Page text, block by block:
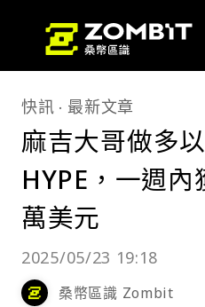
快訊 最新文章
麻吉大哥做多
HYPE，一週
萬美元
2025/05/23 19:18
桑幣區識 Zombit